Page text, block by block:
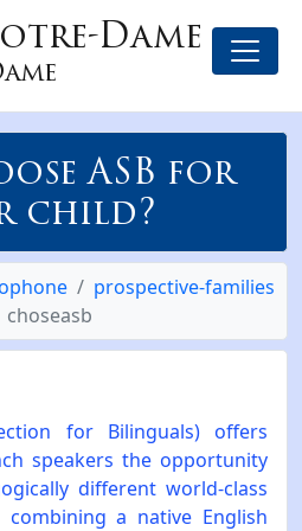
Dame
ASB for
child?
prospective-families
choseasb
for Bilinguals) offers
speakers the opportunity
different world-class
combining a native English